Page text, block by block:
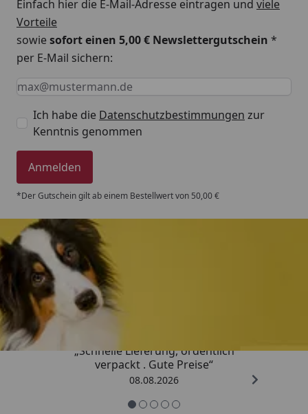
Einfach hier die E-Mail-Adresse eintragen und viele
Vorteile
sowiesofort einen 5,00 € Newslettergutschein *
per E-Mail sichern:
Keine Eingabe erforderlich
Eingabe erforderlich
E-Mail *
Ich habe die Datenschutzbestimmungen zur
Kenntnis genommen
Anmelden
*Der Gutschein gilt ab einem Bestellwert von 50,00 €
Trusted Shops
„Schnelle Lieferung, ordentlich
verpackt . Gute Preise“
08.08.2026